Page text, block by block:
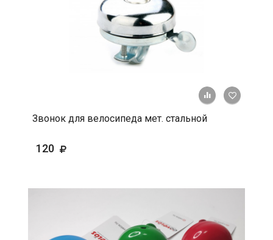
+ К
Звонок для велосипеда мет. стальной
120